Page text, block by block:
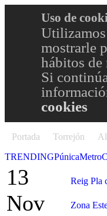
Uso de
Utilizamos
mostrarle
hábitos de
Si
cookies
Portada Torrejón
TRENDINGPúnicaMetro
13
Nov
Reig Pla
Zona